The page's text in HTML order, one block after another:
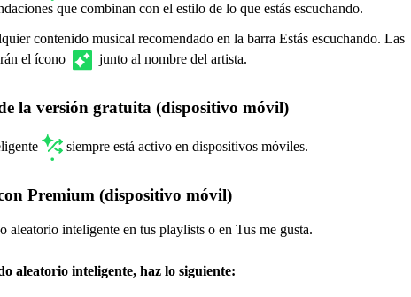
que combinan con el estilo de lo que estás escuchando.
contenido musical recomendado en la barra Estás escuchando. Las
el ícono
junto al nombre del artista.
la versión gratuita (dispositivo móvil)
siempre está activo en dispositivos móviles.
Premium (dispositivo móvil)
aleatorio inteligente en tus playlists o en Tus me gusta.
aleatorio inteligente, haz lo siguiente: